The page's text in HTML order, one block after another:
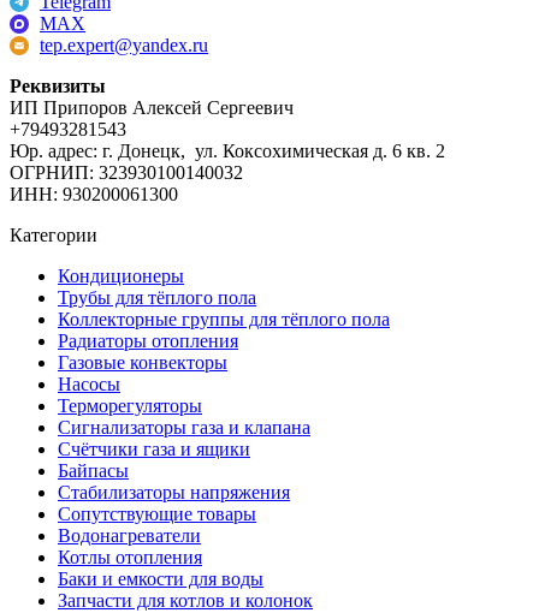
MAX
tep.expert@yandex.ru
Реквизиты
ИП Припоров Алексей Сергеевич
+79493281543
Юр. адрес: г. Донецк, ул. Коксохимическая д. 6 кв. 2
ОГРНИП: 323930100140032
ИНН: 930200061300
Категории
Кондиционеры
Трубы для тёплого пола
Коллекторные группы для тёплого пола
Радиаторы отопления
Газовые конвекторы
Насосы
Терморегуляторы
Сигнализаторы газа и клапана
Счётчики газа и ящики
Байпасы
Стабилизаторы напряжения
Сопутствующие товары
Водонагреватели
Котлы отопления
Баки и емкости для воды
Запчасти для котлов и колонок